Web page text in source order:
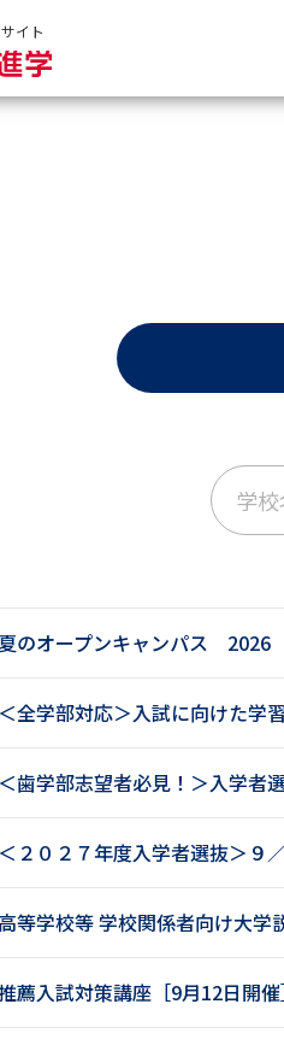
イト
夏のオープンキャンパス 2026
＜全学部対応＞入試に向けた学
＜歯学部志望者必見！＞入学者
＜２０２７年度入学者選抜＞９
等学校等 学校関係者向け大学
薦入試対策講座［9月12日開催